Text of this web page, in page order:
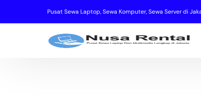
Pusat Sewa Laptop, Sewa Komputer, Sewa Server di